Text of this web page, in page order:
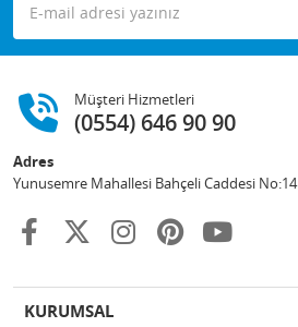
Müşteri Hizmetleri
(0554) 646 90 90
Adres
Yunusemre Mahallesi Bahçeli Caddesi No:14
KURUMSAL